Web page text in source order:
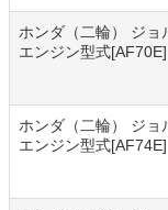
ホンダ（二輪） ジョ
エンジン型式[AF70E]
ホンダ（二輪） ジョ
エンジン型式[AF74E]